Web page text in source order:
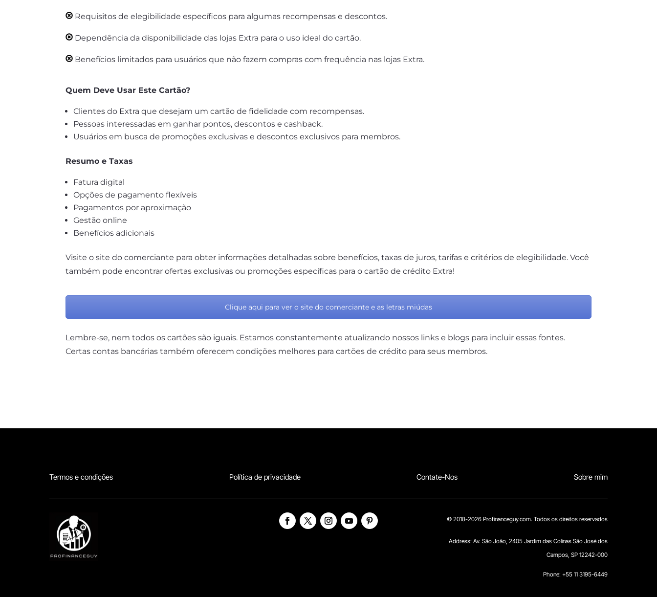
Requisitos de elegibilidade específicos para algumas recompensas e descontos.
Dependência da disponibilidade das lojas Extra para o uso ideal do cartão.
Benefícios limitados para usuários que não fazem compras com frequência nas lojas Extra.
Quem Deve Usar Este Cartão?
Clientes do Extra que desejam um cartão de fidelidade com recompensas.
Pessoas interessadas em ganhar pontos, descontos e cashback.
Usuários em busca de promoções exclusivas e descontos exclusivos para membros.
Resumo e Taxas
Fatura digital
Opções de pagamento flexíveis
Pagamentos por aproximação
Gestão online
Benefícios adicionais
Visite o site do comerciante para obter informações detalhadas sobre benefícios, taxas de juros, tarifas e critérios de elegibilidade. Você
também pode encontrar ofertas exclusivas ou promoções específicas para o cartão de crédito Extra!
Clique aqui para ver o site do comerciante e as letras miúdas
Lembre-se, nem todos os cartões são iguais. Estamos constantemente atualizando nossos links e blogs para incluir essas fontes.
Certas contas bancárias também oferecem condições melhores para cartões de crédito para seus membros.
Termos e condições Política de privacidade Contate-Nos Sobre mim
© 2018-2026 Profinanceguy.com. Todos os direitos reservados
Address:Av. São João, 2405 Jardim das Colinas São José dos
Campos, SP 12242-000
Phone: +55 11 3195-6449